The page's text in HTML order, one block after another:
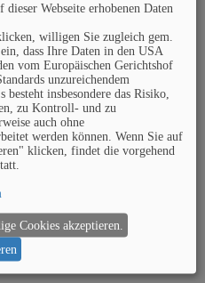
Webseite erhobenen Daten
willigen Sie zugleich gem.
dass Ihre Daten in den USA
vom Europäischen Gerichtshof
unzureichendem
besteht insbesondere das Risiko,
zu Kontroll- und zu
auch ohne
werden können. Wenn Sie auf
klicken, findet die vorgehend
Cookies akzeptieren.